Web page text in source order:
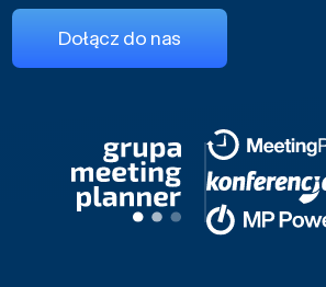
Dołącz do nas